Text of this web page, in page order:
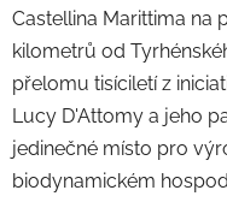
Castellina Marittima na
kilometrů od
přelomu tisíciletí z
Lucy D'Attomy a jeho
jedinečné místo pro
biodynamickém